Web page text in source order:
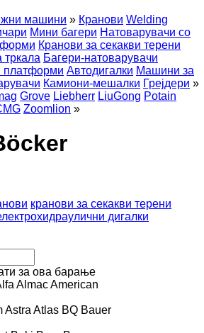
машини » Кранови Welding
Мини багери Натоварувачи со
Кранови за секакви терени
тркала Багери-натоварувачи
платформи Автодигалки Машини за
Камиони-мешалки Грејдери »
Grove Liebherr LiuGong Potain
Zoomlion »
кранови за секакви терени
дигалки
за ова барање
AlmacAmerican
Astra Atlas BQ Bauer